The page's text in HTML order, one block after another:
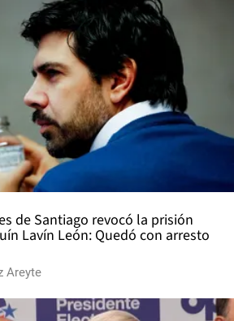
de Santiago revocó la prisión
Lavín León: Quedó con arresto
Areyte